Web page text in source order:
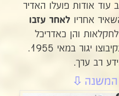
אודות פועלו האדיר
אחריו לאחר עזבו
והן כאדריכל
גנים ונוף. הוא נפטר בקיבוצו יגור במאי 1955.
רב ערך.